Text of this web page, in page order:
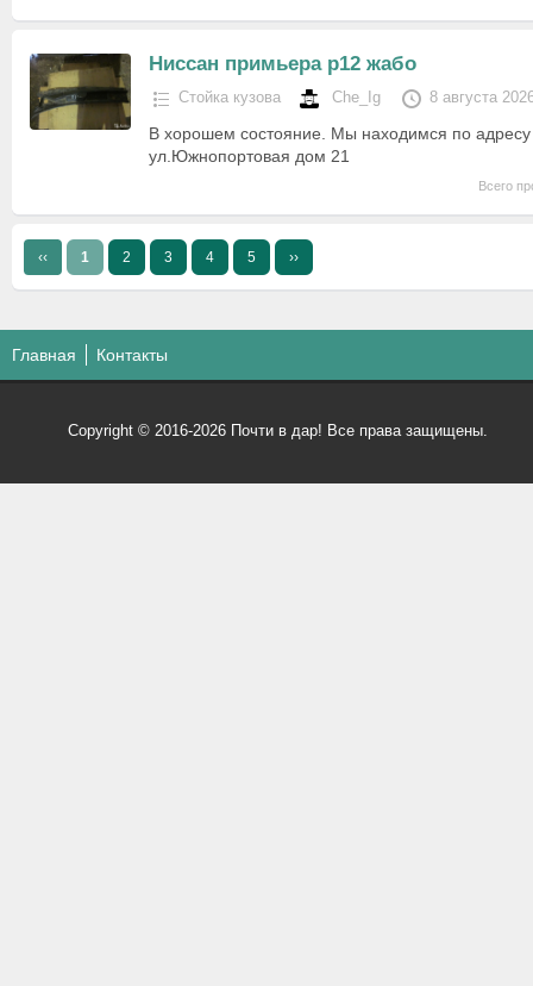
Ниссан примьера р12 жабо
Стойка кузова Che_Ig 8 августа
В хорошем состояние. Мы находимся по адресу
ул.Южнопортовая дом 21
Всего
‹‹ 1 2 3 4 5 ››
Главная Контакты
Copyright © 2016-2026 Почти в дар! Все права защищены.